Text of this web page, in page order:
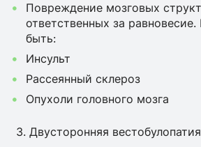
Повреждение мозговых
ответственных за
быть:
Инсульт
Рассеянный склероз
Опухоли головного мозга
З. Двусторонняя вестобулопатия